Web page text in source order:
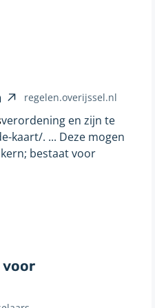
n
a
r
V
e
r
w
a
regelen.overijssel.nl
verordening en zijn te
kaart/. ... Deze mogen
bestaat voor
voor